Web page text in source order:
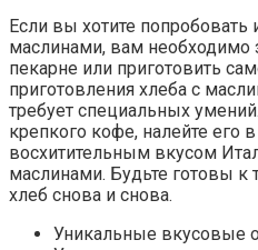
Если вы хотите попробовать
маслинами, вам необходимо
пекарне или приготовить
приготовления хлеба с
требует специальных
крепкого кофе, налейте его
восхитительным вкусом
маслинами. Будьте готовы к
хлеб снова и снова.
Уникальные вкусовые